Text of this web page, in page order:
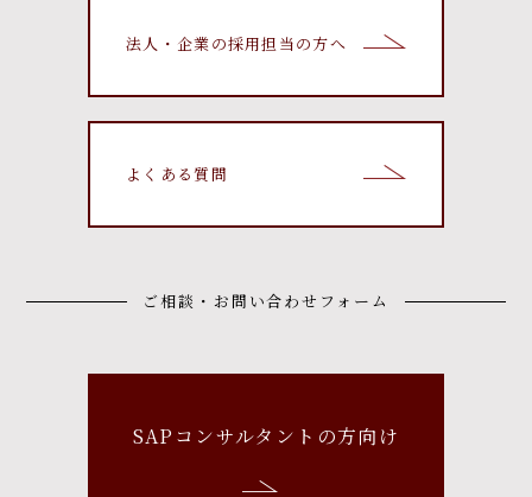
法人・企業の採用担当の方へ
よくある質問
ご相談・お問い合わせフォーム
SAPコンサルタントの方向け